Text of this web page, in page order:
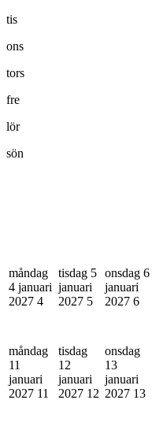
tis
ons
tors
fre
lör
sön
måndag
4 januari
2027 4
tisdag 5
januari
2027 5
onsdag 6
januari
2027 6
måndag
11
januari
2027 11
tisdag
12
januari
2027 12
onsdag
13
januari
2027 13